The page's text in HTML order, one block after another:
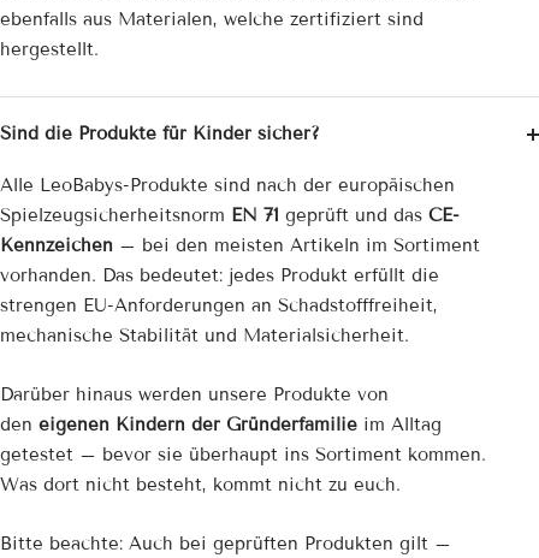
ebenfalls aus Materialen, welche zertifiziert sind
hergestellt.
Sind die Produkte für Kinder sicher?
Alle LeoBabys-Produkte sind nach der europäischen
Spielzeug­sicherheitsnorm EN 71 geprüft und das CE-
Kennzeichen – bei den meisten Artikeln im Sortiment
vorhanden. Das bedeutet: jedes Produkt erfüllt die
strengen EU-Anforderungen an Schadstofffreiheit,
mechanische Stabilität und Materialsicherheit.
Darüber hinaus werden unsere Produkte von
den eigenen Kindern der Gründerfamilie im Alltag
getestet – bevor sie überhaupt ins Sortiment kommen.
Was dort nicht besteht, kommt nicht zu euch.
Bitte beachte: Auch bei geprüften Produkten gilt –